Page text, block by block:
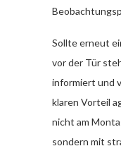
Sollte erneut
vor der Tür
informiert und
klaren Vorteil
nicht am
sondern mit